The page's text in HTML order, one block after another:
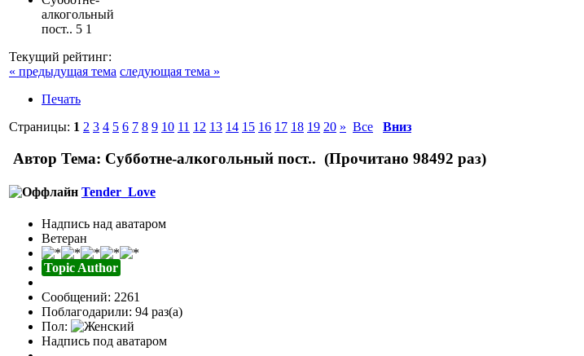
алкогольный
пост.. 5 1
Текущий рейтинг:
« предыдущая тема следующая тема »
Печать
Страницы: 1 2 3 4 5 6 7 8 9 10 11 12 13 14 15 16 17 18 19 20 » Все Вниз
Автор Тема: Субботне-алкогольный пост.. (Прочитано 98492 раз)
Tender_Love
Надпись над аватаром
Ветеран
Topic Author
Сообщений: 2261
Поблагодарили: 94 раз(а)
Пол:
Надпись под аватаром